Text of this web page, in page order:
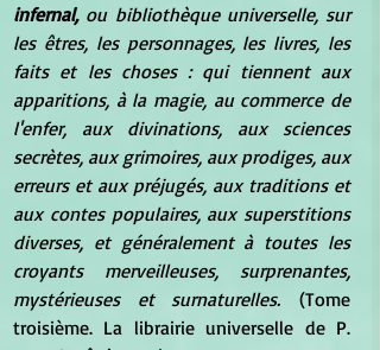
infernal, ou bibliothèque universelle, sur
les êtres, les personnages, les livres, les
faits et les choses : qui tiennent aux
apparitions, à la magie, au commerce de
l'enfer, aux divinations, aux sciences
secrètes, aux grimoires, aux prodiges, aux
erreurs et aux préjugés, aux traditions et
aux contes populaires, aux superstitions
diverses, et généralement à toutes les
croyants merveilleuses, surprenantes,
mystérieuses et surnaturelles. (Tome
troisième. La librairie universelle de P.